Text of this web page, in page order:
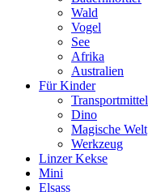
Wald
Vogel
See
Afrika
Australien
Für Kinder
Transportmittel
Dino
Magische Welt
Werkzeug
Linzer Kekse
Mini
Elsass